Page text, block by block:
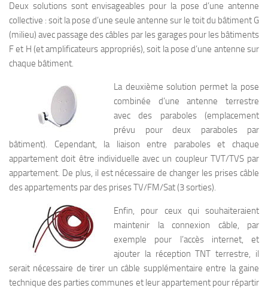
Deux solutions sont envisageables pour la pose d’une antenne
collective : soit la pose d’une seule antenne sur le toit du bâtiment G
(milieu) avec passage des câbles par les garages pour les bâtiments
F et H (et amplificateurs appropriés), soit la pose d’une antenne sur
chaque bâtiment.
La deuxième solution permet la pose
combinée d’une antenne terrestre
avec des paraboles (emplacement
prévu pour deux paraboles par
bâtiment). Cependant, la liaison entre paraboles et chaque
appartement doit être individuelle avec un coupleur TVT/TVS par
appartement. De plus, il est nécessaire de changer les prises câble
des appartements par des prises TV/FM/Sat (3 sorties).
Enfin, pour ceux qui souhaiteraient
maintenir la connexion câble, par
exemple pour l’accès internet, et
ajouter la réception TNT terrestre, il
serait nécessaire de tirer un câble supplémentaire entre la gaine
technique des parties communes et leur appartement pour répartir